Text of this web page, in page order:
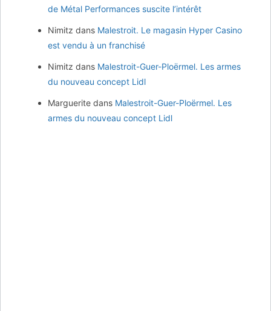
de Métal Performances suscite l’intérêt
Nimitz dans Malestroit. Le magasin Hyper Casino
est vendu à un franchisé
Nimitz dans Malestroit-Guer-Ploërmel. Les armes
du nouveau concept Lidl
Marguerite dans Malestroit-Guer-Ploërmel. Les
armes du nouveau concept Lidl